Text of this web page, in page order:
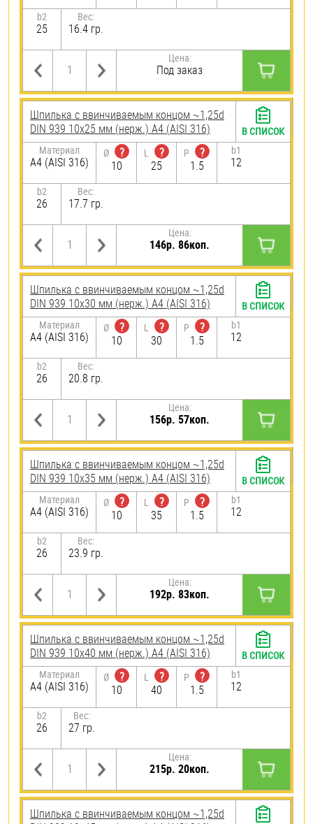
b2
25
Вес:
16.4 гр.
Цена:
Под заказ
Шпилька c ввинчиваемым концом ~1,25d
DIN 939 10х25 мм (нерж.) A4 (AISI 316)
Материал
A4 (AISI 316)
Ø
?
10
L
?
25
P
?
1.5
b1
12
b2
26
Вес:
17.7 гр.
Цена:
146р. 86коп.
В СПИСОК
Шпилька c ввинчиваемым концом ~1,25d
DIN 939 10х30 мм (нерж.) A4 (AISI 316)
Материал
A4 (AISI 316)
Ø
?
10
L
?
30
P
?
1.5
b1
12
b2
26
Вес:
20.8 гр.
Цена:
156р. 57коп.
В СПИСОК
Шпилька c ввинчиваемым концом ~1,25d
DIN 939 10х35 мм (нерж.) A4 (AISI 316)
Материал
A4 (AISI 316)
Ø
?
10
L
?
35
P
?
1.5
b1
12
b2
26
Вес:
23.9 гр.
Цена:
192р. 83коп.
В СПИСОК
Шпилька c ввинчиваемым концом ~1,25d
DIN 939 10х40 мм (нерж.) A4 (AISI 316)
Материал
A4 (AISI 316)
Ø
?
10
L
?
40
P
?
1.5
b1
12
b2
26
Вес:
27 гр.
Цена:
215р. 20коп.
В СПИСОК
Шпилька c ввинчиваемым концом ~1,25d